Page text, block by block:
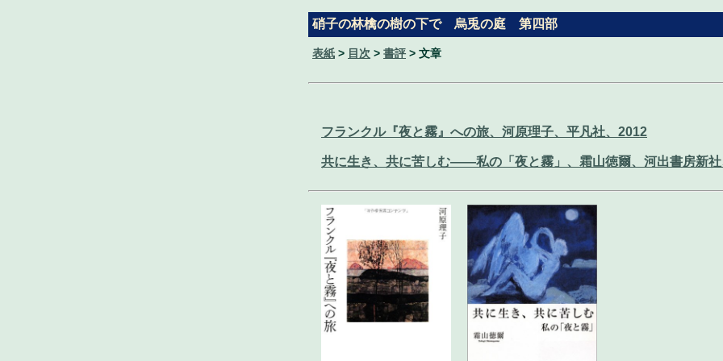
硝子の林檎の樹の下で 烏兎の庭 第四部
表紙 > 目次 > 書評 > 文章
フランクル『夜と霧』への旅、河原理子、平凡社、2012
共に生き、共に苦しむ――私の「夜と霧」、霜山徳爾、河出書房新